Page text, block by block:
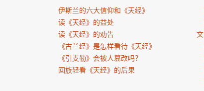
伊斯兰的六大信仰和《天经》
读《天经》的益处
读《天经》的劝告
《古兰经》是怎样看待《天经》
《引支勒》会被人篡改吗？
回族轻看《天经》的后果